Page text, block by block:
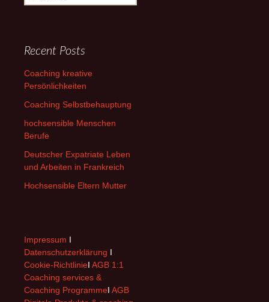
for:
Recent Posts
Coaching kreative
Persönlichkeiten
Coaching Selbstbehauptung
hochsensible Menschen
Berufe
Deutscher Expatriate Leben
und Arbeiten in Frankreich
Hochsensible Eltern Mutter
Impressum I
Datenschutzerklärung I
Cookie-RichtlinieI AGB 1:1
Coaching services &
Coaching ProgrammeI AGB